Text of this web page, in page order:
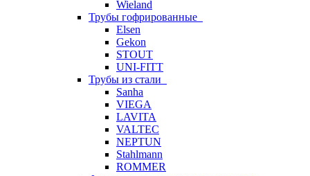
Wieland
Трубы гофрированные
Elsen
Gekon
STOUT
UNI-FITT
Трубы из стали
Sanha
VIEGA
LAVITA
VALTEC
NEPTUN
Stahlmann
ROMMER